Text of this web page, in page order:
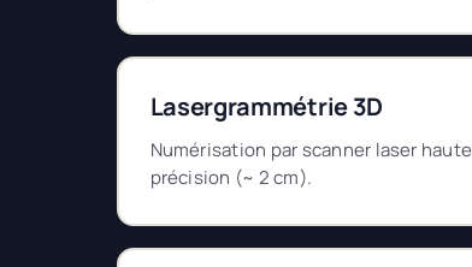
Lasergrammétrie 3D
Numérisation par scanner laser haute
précision (~ 2 cm).